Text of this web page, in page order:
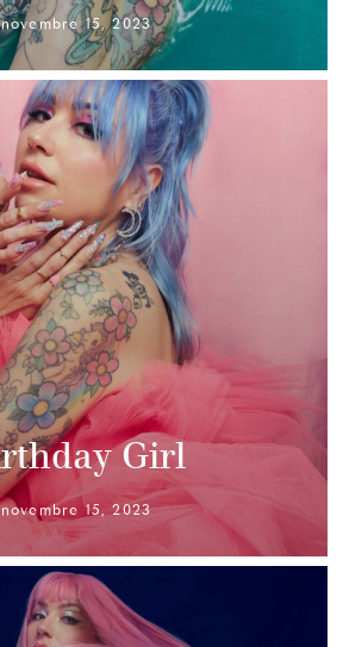
novembre 15, 2023
Girl
novembre 15, 2023